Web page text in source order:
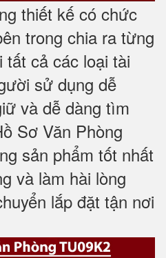
thiết kế có chức
trong chia ra từng
cả các loại tài
sử dụng dễ
và dễ dàng tìm
Sơ Văn Phòng
sản phẩm tốt nhất
và làm hài lòng
lắp đặt tận nơi